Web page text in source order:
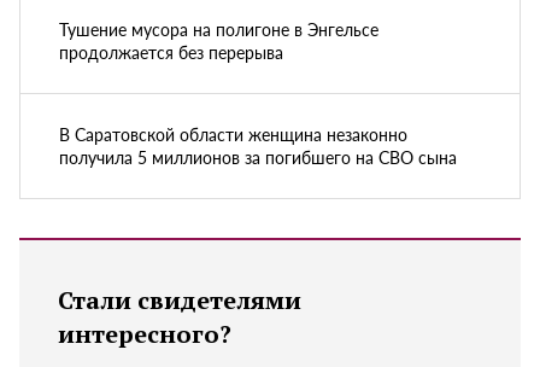
Тушение мусора на полигоне в Энгельсе
продолжается без перерыва
В Саратовской области женщина незаконно
получила 5 миллионов за погибшего на СВО сына
Стали свидетелями
интересного?